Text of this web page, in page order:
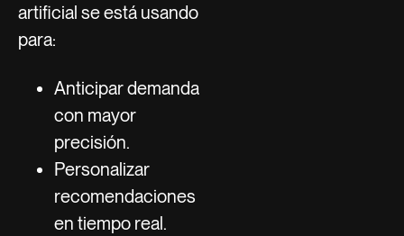
artificial se está usando
para:
Anticipar demanda
con mayor
precisión.
Personalizar
recomendaciones
en tiempo real.